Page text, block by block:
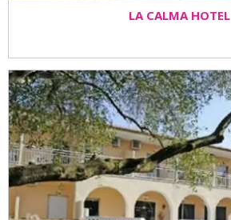
LA CALMA HOTEL